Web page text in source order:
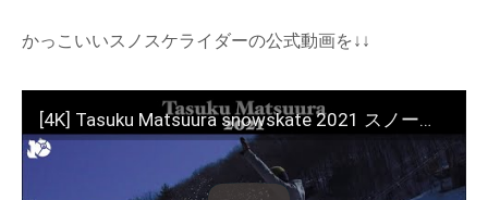
かっこいいスノスケライダーの公式動画を↓↓
[4K] Tasuku Matsuura snowskate 2021 スノースケート